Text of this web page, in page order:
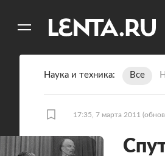
Наука и техника Все
17:35, 7 марта 2011